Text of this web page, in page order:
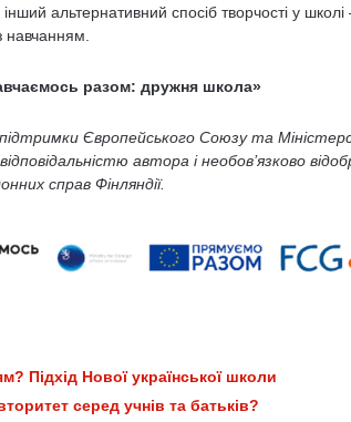
альтернативний спосіб творчості у
навчанням.
разом: дружня школа»
Європейського Союзу та
автора і необов’язково
справ Фінляндії.
Підхід Нової української школи
серед учнів та батьків?